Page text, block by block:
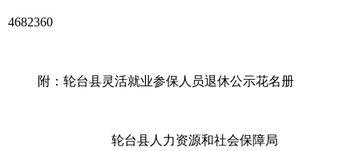
4682360
附：轮台县灵活就业参保人员退休公示花名册
轮台县人力资源和社会保障局